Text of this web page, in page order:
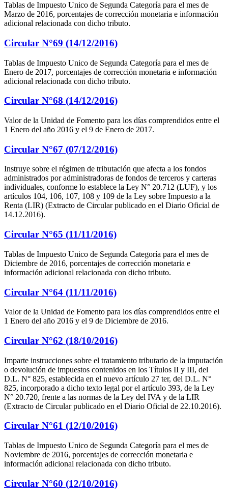
Tablas de Impuesto Unico de Segunda Categoría para el mes de
Marzo de 2016, porcentajes de corrección monetaria e información
adicional relacionada con dicho tributo.
Circular N°69 (14/12/2016)
Tablas de Impuesto Unico de Segunda Categoría para el mes de
Enero de 2017, porcentajes de corrección monetaria e información
adicional relacionada con dicho tributo.
Circular N°68 (14/12/2016)
Valor de la Unidad de Fomento para los días comprendidos entre el
1 Enero del año 2016 y el 9 de Enero de 2017.
Circular N°67 (07/12/2016)
Instruye sobre el régimen de tributación que afecta a los fondos
administrados por administradoras de fondos de terceros y carteras
individuales, conforme lo establece la Ley N° 20.712 (LUF), y los
artículos 104, 106, 107, 108 y 109 de la Ley sobre Impuesto a la
Renta (LIR) (Extracto de Circular publicado en el Diario Oficial de
14.12.2016).
Circular N°65 (11/11/2016)
Tablas de Impuesto Unico de Segunda Categoría para el mes de
Diciembre de 2016, porcentajes de corrección monetaria e
información adicional relacionada con dicho tributo.
Circular N°64 (11/11/2016)
Valor de la Unidad de Fomento para los días comprendidos entre el
1 Enero del año 2016 y el 9 de Diciembre de 2016.
Circular N°62 (18/10/2016)
Imparte instrucciones sobre el tratamiento tributario de la imputación
o devolución de impuestos contenidos en los Títulos II y III, del
D.L. N° 825, establecida en el nuevo artículo 27 ter, del D.L. N°
825, incorporado a dicho texto legal por el artículo 393, de la Ley
N° 20.720, frente a las normas de la Ley del IVA y de la LIR
(Extracto de Circular publicado en el Diario Oficial de 22.10.2016).
Circular N°61 (12/10/2016)
Tablas de Impuesto Unico de Segunda Categoría para el mes de
Noviembre de 2016, porcentajes de corrección monetaria e
información adicional relacionada con dicho tributo.
Circular N°60 (12/10/2016)